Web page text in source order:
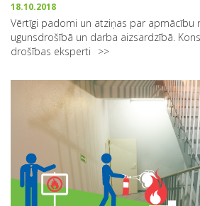
18.10.2018
Vērtīgi padomi un atziņas par apmācību
ugunsdrošībā un darba aizsardzībā.
drošības eksperti